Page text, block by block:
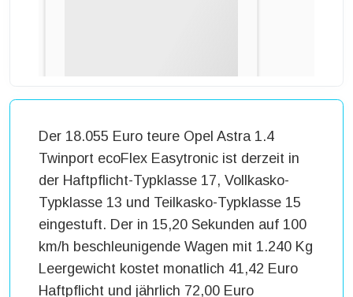
Der 18.055 Euro teure Opel Astra 1.4
Twinport ecoFlex Easytronic ist derzeit in
der Haftpflicht-Typklasse 17, Vollkasko-
Typklasse 13 und Teilkasko-Typklasse 15
eingestuft. Der in 15,20 Sekunden auf 100
km/h beschleunigende Wagen mit 1.240 Kg
Leergewicht kostet monatlich 41,42 Euro
Haftpflicht und jährlich 72,00 Euro